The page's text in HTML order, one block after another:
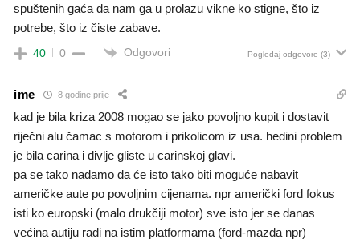
spuštenih gaća da nam ga u prolazu vikne ko stigne, što iz
potrebe, što iz čiste zabave.
40 0 Odgovori Pogledaj odgovore (3)
ime 8 godine prije
kad je bila kriza 2008 mogao se jako povoljno kupit i dostavit
riječni alu čamac s motorom i prikolicom iz usa. hedini problem
je bila carina i divlje gliste u carinskoj glavi.
pa se tako nadamo da će isto tako biti moguće nabavit
američke aute po povoljnim cijenama. npr američki ford fokus
isti ko europski (malo drukčiji motor) sve isto jer se danas
većina autiju radi na istim platformama (ford-mazda npr)